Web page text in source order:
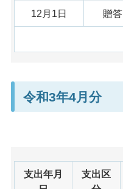
12月1日 贈答
令和3年4月分
支出年月
支出区